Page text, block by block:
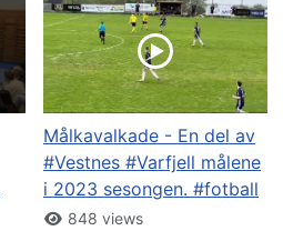
Målkavalkade - En del av
#Vestnes #Varfjell målene
i 2023 sesongen. #fotball
848 views